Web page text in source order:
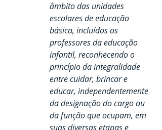
âmbito das unidades
escolares de educação
básica, incluídos os
professores da educação
infantil, reconhecendo o
princípio da integralidade
entre cuidar, brincar e
educar, independentemente
da designação do cargo ou
da função que ocupam, em
suas diversas etapas e